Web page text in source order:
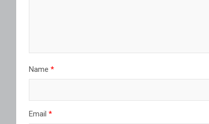
Name *
Email *